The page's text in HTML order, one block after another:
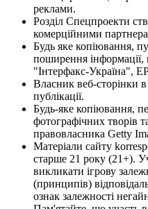
реклами.
Розділ Спецпроекти
комерційними
Будь яке копіювання,
поширення
"Інтерфакс-Україна",
Власник веб-сторінки
публікації.
Будь-яке копіювання,
фотографічних творів
правовласника Getty
Матеріали сайту
старше 21 року (21+).
викликати ігрову
(принципів)
ознак залежності